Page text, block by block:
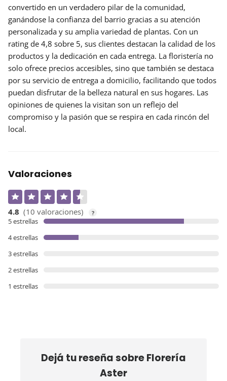
convertido en un verdadero pilar de la comunidad,
ganándose la confianza del barrio gracias a su atención
personalizada y su amplia variedad de plantas. Con un
rating de 4,8 sobre 5, sus clientes destacan la calidad de los
productos y la dedicación en cada entrega. La floristería no
solo ofrece precios accesibles, sino que también se destaca
por su servicio de entrega a domicilio, facilitando que todos
puedan disfrutar de la belleza natural en sus hogares. Las
opiniones de quienes la visitan son un reflejo del
compromiso y la pasión que se respira en cada rincón del
local.
Valoraciones
4.8 (10 valoraciones) ?
5 estrellas
4 estrellas
3 estrellas
2 estrellas
1 estrellas
Dejá tu reseña sobreFlorería
Aster